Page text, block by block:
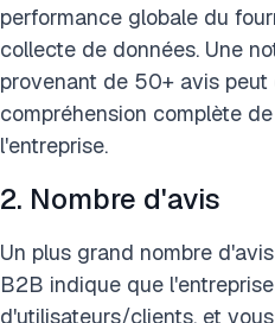
performance globale du
collecte de données. Une
provenant de 50+ avis peut
compréhension complète
l'entreprise.
2. Nombre d'avis
Un plus grand nombre
B2B indique que
d'utilisateurs/clients, et